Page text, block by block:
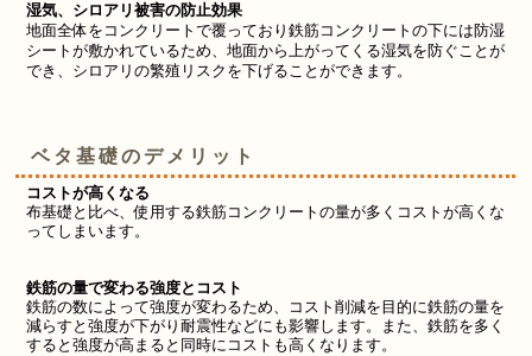
湿気、シロアリ被害の防止効果
地面全体をコンクリートで覆っており鉄筋コンクリートの下には防湿
シートが敷かれているため、地面から上がってくる湿気を防ぐことが
でき、シロアリの繁殖リスクを下げることができます。
ベタ基礎のデメリット
コストが高くなる
布基礎と比べ、使用する鉄筋コンクリートの量が多くコストが高くな
ってしまいます。
鉄筋の量で変わる強度とコスト
鉄筋の数によって強度が変わるため、コスト削減を目的に鉄筋の量を
減らすと強度が下がり耐震性などにも影響します。また、鉄筋を多く
すると強度が高まると同時にコストも高くなります。